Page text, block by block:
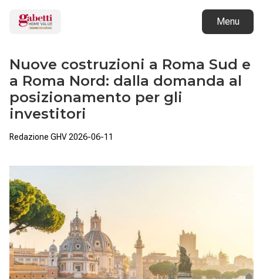
Menu
Nuove costruzioni a Roma Sud e
a Roma Nord: dalla domanda al
posizionamento per gli
investitori
Redazione GHV 2026-06-11